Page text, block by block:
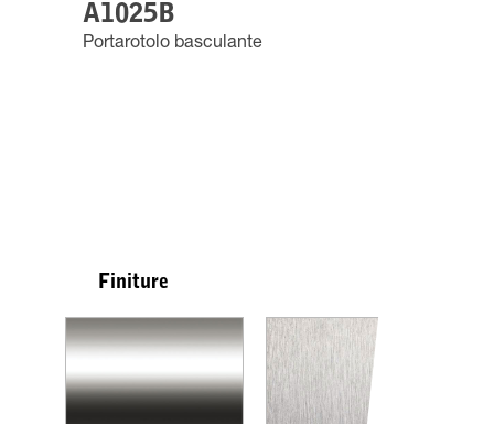
A1025B
Portarotolo basculante
Finiture